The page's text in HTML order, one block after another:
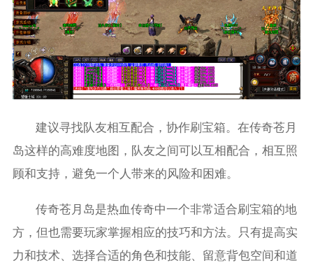
建议寻找队友相互配合，协作刷宝箱。在传奇苍月
岛这样的高难度地图，队友之间可以互相配合，相互照
顾和支持，避免一个人带来的风险和困难。
传奇苍月岛是热血传奇中一个非常适合刷宝箱的地
方，但也需要玩家掌握相应的技巧和方法。只有提高实
力和技术、选择合适的角色和技能、留意背包空间和道